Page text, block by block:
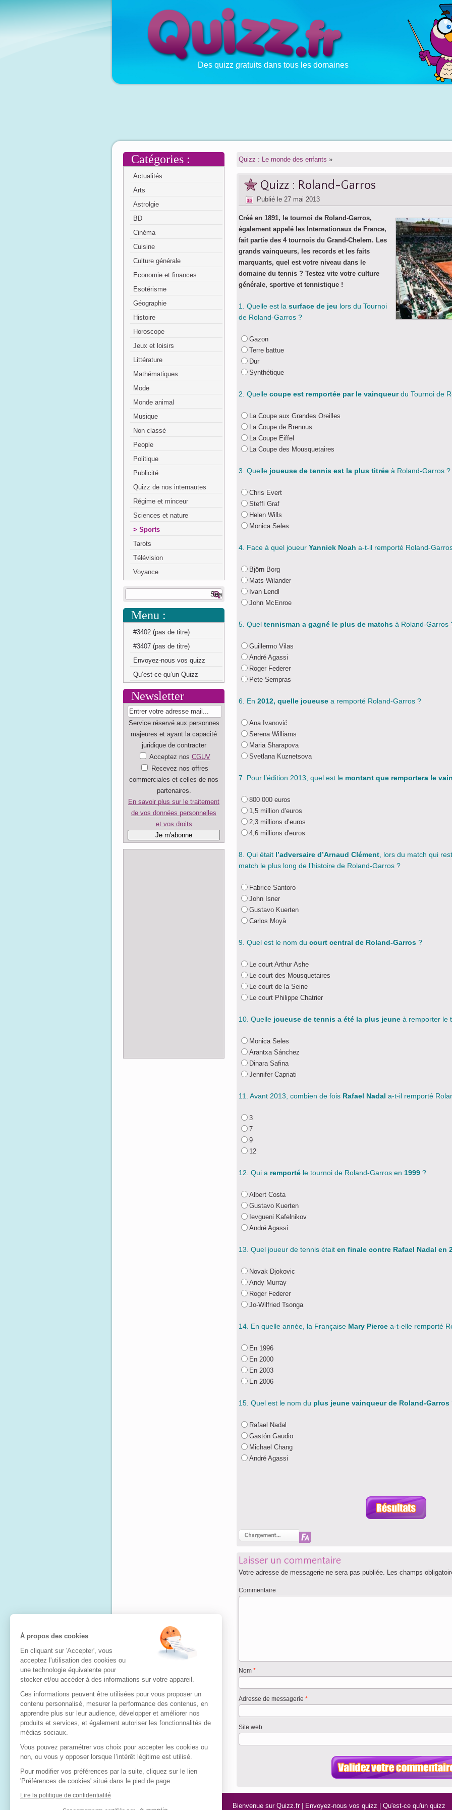
Des quizz gratuits dans tous les domaines
Catégories :
Actualités
Arts
Astrolgie
BD
Cinéma
Cuisine
Culture générale
Economie et finances
Esotérisme
Géographie
Histoire
Horoscope
Jeux et loisirs
Littérature
Mathématiques
Mode
Monde animal
Musique
Non classé
People
Politique
Publicité
Quizz de nos internautes
Régime et minceur
Sciences et nature
Sports
Tarots
Télévision
Voyance
Menu :
#3402 (pas de titre)
#3407 (pas de titre)
Envoyez-nous vos quizz
Qu’est-ce qu’un Quizz
Newsletter
Service réservé aux personnes
majeures et ayant la capacité
juridique de contracter
Acceptez nos CGUV
Recevez nos offres
commerciales et celles de nos
partenaires.
En savoir plus sur le traitement
de vos données personnelles
et vos droits
Quizz : Le monde des enfants »
Quizz : Roland-Garros
Publié le 27 mai 2013
Créé en 1891, le tournoi de Roland-Garros,
également appelé les Internationaux de France,
fait partie des 4 tournois du Grand-Chelem. Les
grands vainqueurs, les records et les faits
marquants, quel est votre niveau dans le
domaine du tennis ? Testez vite votre culture
générale, sportive et tennistique !
1. Quelle est la surface de jeu lors du Tournoi
de Roland-Garros ?
Gazon
Terre battue
Dur
Synthétique
2. Quelle coupe est remportée par le vainqueurdu Tournoi de
La Coupe aux Grandes Oreilles
La Coupe de Brennus
La Coupe Eiffel
La Coupe des Mousquetaires
3. Quelle joueuse de tennis est la plus titrée à Roland-Garros ?
Chris Evert
Steffi Graf
Helen Wills
Monica Seles
4. Face à quel joueur Yannick Noah a-t-il remporté Roland-
Björn Borg
Mats Wilander
Ivan Lendl
John McEnroe
5. Quel tennisman a gagné le plus de matchs à Roland-Garros
Guillermo Vilas
André Agassi
Roger Federer
Pete Sempras
6. En 2012, quelle joueuse a remporté Roland-Garros ?
Ana Ivanović
Serena Williams
Maria Sharapova
Svetlana Kuznetsova
7. Pour l’édition 2013, quel est le montant que remportera le
800 000 euros
1,5 million d’euros
2,3 millions d’euros
4,6 millions d'euros
8. Qui était l’adversaire d’Arnaud Clément , lors du match qui
match le plus long de l’histoire de Roland-Garros ?
Fabrice Santoro
John Isner
Gustavo Kuerten
Carlos Moyà
9. Quel est le nom du court central de Roland-Garros ?
Le court Arthur Ashe
Le court des Mousquetaires
Le court de la Seine
Le court Philippe Chatrier
10. Quelle joueuse de tennis a été la plus jeune à remporter le
Monica Seles
Arantxa Sánchez
Dinara Safina
Jennifer Capriati
11. Avant 2013, combien de fois Rafael Nadal a-t-il remporté
3
7
9
12
12. Qui a remporté le tournoi de Roland-Garros en 1999 ?
Albert Costa
Gustavo Kuerten
Ievgueni Kafelnikov
André Agassi
13. Quel joueur de tennis était en finale contre Rafael Nadal en
Novak Djokovic
Andy Murray
Roger Federer
Jo-Wilfried Tsonga
14. En quelle année, la Française Mary Pierce a-t-elle remporté
En 1996
En 2000
En 2003
En 2006
15. Quel est le nom du plus jeune vainqueur de Roland-Garros
Rafael Nadal
Gastón Gaudio
Michael Chang
André Agassi
Laisser un commentaire
Votre adresse de messagerie ne sera pas publiée. Les champs
Commentaire
Nom *
Adresse de messagerie *
Site web
Bienvenue sur Quizz.fr| Envoyez-nous vos quizz Qu'est-ce qu'un quizz
À propos des cookies
En cliquant sur 'Accepter', vous
acceptez l'utilisation des cookies ou
une technologie équivalente pour
stocker et/ou accéder à des informations sur votre appareil.
Ces informations peuvent être utilisées pour vous proposer un
contenu personnalisé, mesurer la performance des contenus, en
apprendre plus sur leur audience, développer et améliorer nos
produits et services, et également autoriser les fonctionnalités de
médias sociaux.
Vous pouvez paramétrer vos choix pour accepter les cookies ou
non, ou vous y opposer lorsque l’intérêt légitime est utilisé.
Pour modifier vos préférences par la suite, cliquez sur le lien
'Préférences de cookies' situé dans le pied de page.
Lire la politique de confidentialité